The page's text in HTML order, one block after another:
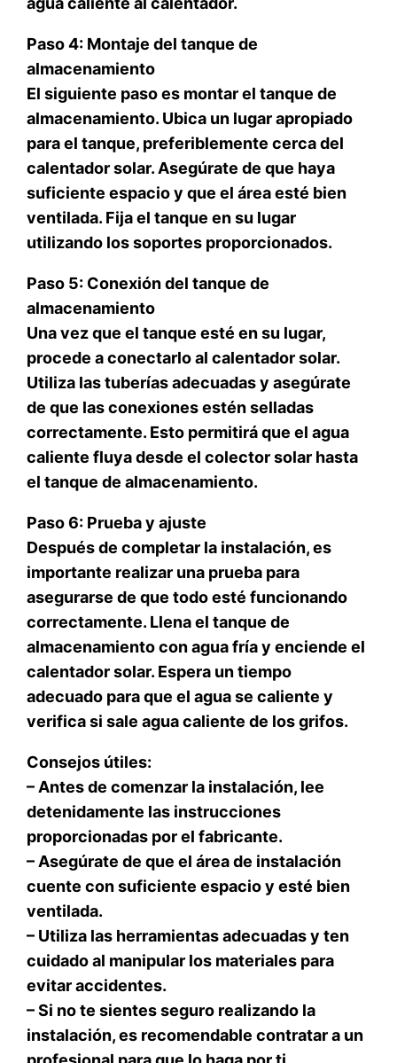
Paso 4: Montaje del tanque de
almacenamiento
El siguiente paso es montar el tanque de
almacenamiento. Ubica un lugar apropiado
para el tanque, preferiblemente cerca del
calentador solar. Asegúrate de que haya
suficiente espacio y que el área esté bien
ventilada. Fija el tanque en su lugar
utilizando los soportes proporcionados.
Paso 5: Conexión del tanque de
almacenamiento
Una vez que el tanque esté en su lugar,
procede a conectarlo al calentador solar.
Utiliza las tuberías adecuadas y asegúrate
de que las conexiones estén selladas
correctamente. Esto permitirá que el agua
caliente fluya desde el colector solar hasta
el tanque de almacenamiento.
Paso 6: Prueba y ajuste
Después de completar la instalación, es
importante realizar una prueba para
asegurarse de que todo esté funcionando
correctamente. Llena el tanque de
almacenamiento con agua fría y enciende el
calentador solar. Espera un tiempo
adecuado para que el agua se caliente y
verifica si sale agua caliente de los grifos.
Consejos útiles:
– Antes de comenzar la instalación, lee
detenidamente las instrucciones
proporcionadas por el fabricante.
– Asegúrate de que el área de instalación
cuente con suficiente espacio y esté bien
ventilada.
– Utiliza las herramientas adecuadas y ten
cuidado al manipular los materiales para
evitar accidentes.
– Si no te sientes seguro realizando la
instalación, es recomendable contratar a un